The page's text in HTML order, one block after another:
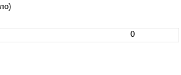
0